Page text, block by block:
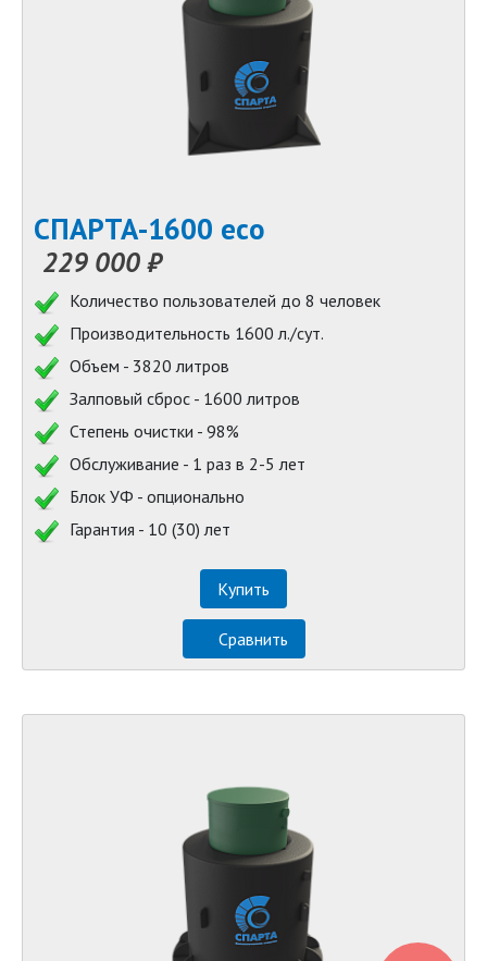
СПАРТА-1600 eco
229 000 ₽
Количество пользователей до 8 человек
Производительность 1600 л./сут.
Объем - 3820 литров
Залповый сброс - 1600 литров
Степень очистки - 98%
Обслуживание - 1 раз в 2-5 лет
Блок УФ - опционально
Гарантия - 10 (30) лет
Купить
Сравнить